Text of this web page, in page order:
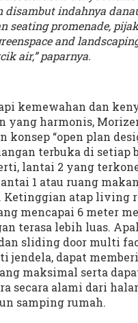
disambut indahnya
seating promenade,
and
air,” paparnya.
kemewahan dan
yang harmonis,
konsep “open plan
terbuka di setiap
lantai 2 yang
1 atau ruang
Ketinggian atap living
mencapai 6 meter
terasa lebih luas.
sliding door multi
jendela, dapat
maksimal serta
secara alami dari
samping rumah.